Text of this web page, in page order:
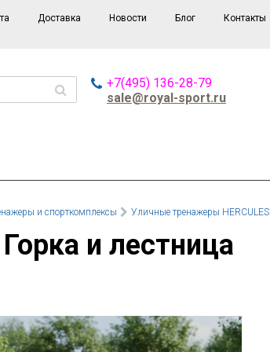
Доставка Новости Блог Контакты
+7(495) 136-28-79
sale@royal-sport.ru
и спорткомплексы Уличные тренажеры HERCULES
Горка и лестница